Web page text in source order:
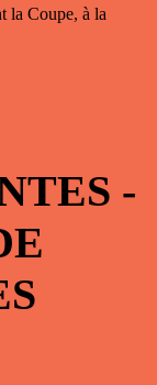
la Coupe, à la
-